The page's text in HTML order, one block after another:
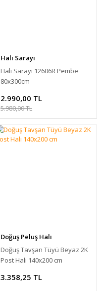
Halı Sarayı
Halı Sarayı 12606R Pembe
80x300cm
2.990,00 TL
5.980,00 TL
Doğuş Peluş Halı
Doğuş Tavşan Tüyü Beyaz 2K
Post Halı 140x200 cm
3.358,25 TL